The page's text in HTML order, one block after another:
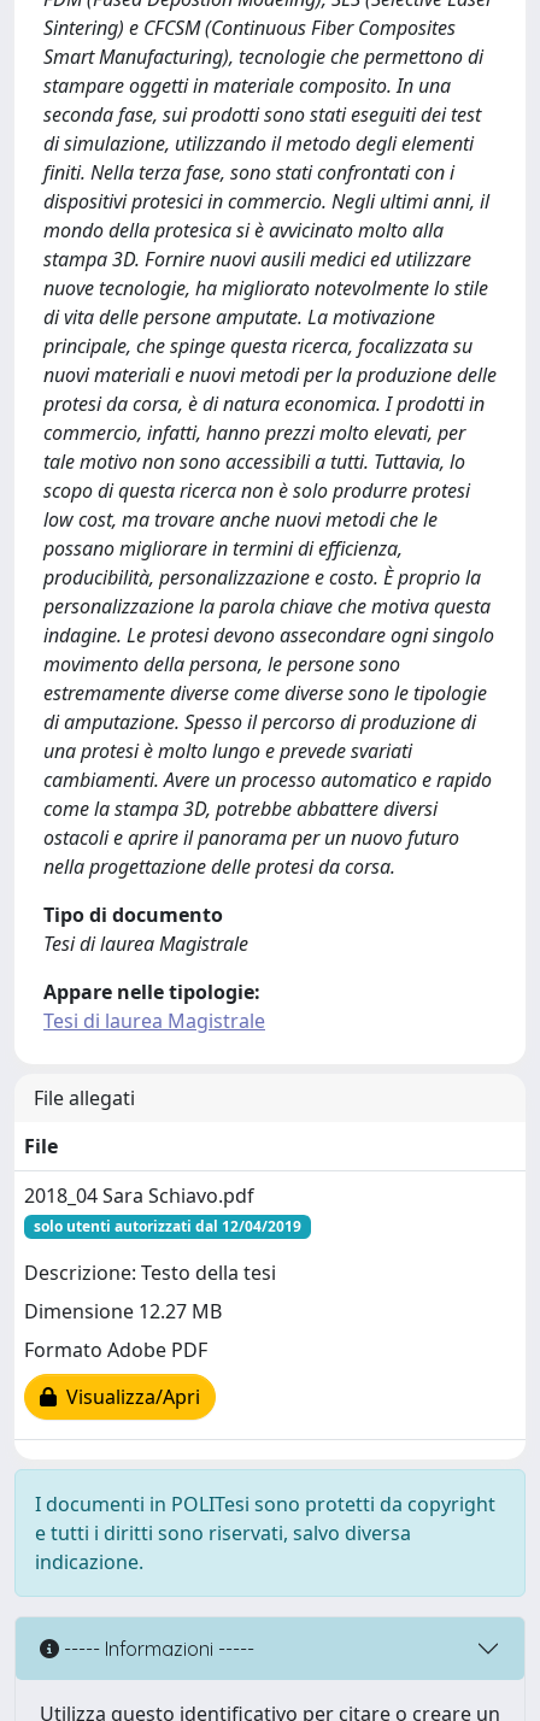
Sintering) e CFCSM (Continuous Fiber Composites
Smart Manufacturing), tecnologie che permettono di
stampare oggetti in materiale composito. In una
seconda fase, sui prodotti sono stati eseguiti dei test
di simulazione, utilizzando il metodo degli elementi
finiti. Nella terza fase, sono stati confrontati con i
dispositivi protesici in commercio. Negli ultimi anni, il
mondo della protesica si è avvicinato molto alla
stampa 3D. Fornire nuovi ausili medici ed utilizzare
nuove tecnologie, ha migliorato notevolmente lo stile
di vita delle persone amputate. La motivazione
principale, che spinge questa ricerca, focalizzata su
nuovi materiali e nuovi metodi per la produzione delle
protesi da corsa, è di natura economica. I prodotti in
commercio, infatti, hanno prezzi molto elevati, per
tale motivo non sono accessibili a tutti. Tuttavia, lo
scopo di questa ricerca non è solo produrre protesi
low cost, ma trovare anche nuovi metodi che le
possano migliorare in termini di efficienza,
producibilità, personalizzazione e costo. È proprio la
personalizzazione la parola chiave che motiva questa
indagine. Le protesi devono assecondare ogni singolo
movimento della persona, le persone sono
estremamente diverse come diverse sono le tipologie
di amputazione. Spesso il percorso di produzione di
una protesi è molto lungo e prevede svariati
cambiamenti. Avere un processo automatico e rapido
come la stampa 3D, potrebbe abbattere diversi
ostacoli e aprire il panorama per un nuovo futuro
nella progettazione delle protesi da corsa.
Tipo di documento
Tesi di laurea Magistrale
Appare nelle tipologie:
Tesi di laurea Magistrale
File allegati
File
2018_04 Sara Schiavo.pdf
solo utenti autorizzati dal 12/04/2019
Descrizione: Testo della tesi
Dimensione 12.27 MB
Formato Adobe PDF
Visualizza/Apri
I documenti in POLITesi sono protetti da copyright
e tutti i diritti sono riservati, salvo diversa
indicazione.
----- Informazioni -----
Utilizza questo identificativo per citare o creare un